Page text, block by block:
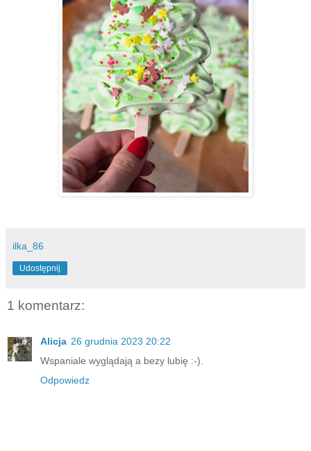
ilka_86
Udostępnij
1 komentarz:
Alicja 26 grudnia 2023 20:22
Wspaniale wyglądają a bezy lubię :-).
Odpowiedz